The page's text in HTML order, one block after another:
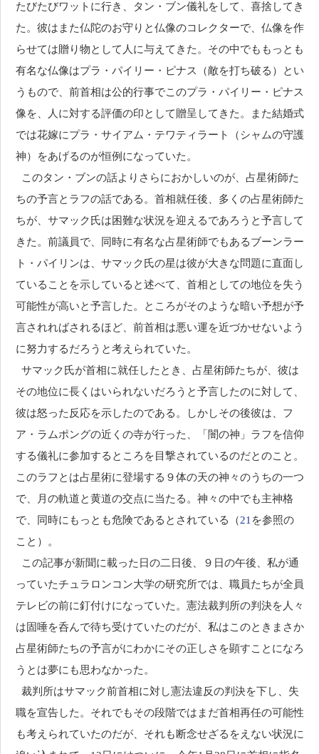
たびたびワットに行き、タン・ブン儀礼をして、喜捨してき
た。彼はまた仏陀のお守りと仏像のコレクターで、仏像を作
らせては贈り物として人に与えてきた。その中でももっとも
有名な仏像はプラ・パイリー・ピナス（敵を打ち破る）とい
うもので、前首相は公的行事でこのプラ・パイリー・ピナス
像を、人に対する評価の印として贈呈してきた。また結婚式
では花嫁にプラ・サイアム・テワティラート（シャムの守護
神）をあげるのが恒例になっていた。
このタン・ブンの話よりさらにおかしいのが、占星術師た
ちの予言とラフの話である。首相就任後、多くの占星術師た
ちが、サマック氏は困難な状況を迎えるであろうと予言して
きた。前議員で、同時に有名な占星術師でもあるブーンラー
ト・パイリンは、サマック氏の星は彼が大きな問題に直面し
ていることを示していると述べて、首相としての地位を失う
可能性が高いと予言した。ところがそのような暗い予想が予
言されればされるほど、前首相は悪い運を近づかせないよう
に努力するだろうと考えられていた。
サマック氏が首相に就任したとき、占星術師たちが、彼は
その地位に長くはいられないだろうと予言したのに対して、
彼は怒った反応を示したのである。しかしその後彼は、フ
ア・ラムポングの近くの寺が行った、「闇の神」ラフを信仰
する儀礼に参加するところを目撃されているのだとのこと。
このラフとは占星術に登場する９体の天の神々のうちの一つ
で、月の軌道と黄道の交点に当たる。神々の中でも主神格
で、同時にもっとも危険であるとされている（21 を参照の
こと）。
この記事が新聞に載った日の二日後、９日の午後、私が通
っていたチュラロンコン大学の研究所では、職員たちが全員
テレビの前に釘付けになっていた。憲法裁判所の判決を人々
は固唾を呑んで待ち受けていたのだが、私はこのときまさか
占星術師たちの予言がにわかにその正しさを顕すことになろ
うとは夢にも思わなかった。
裁判所はサマック前首相に対し憲法違反の判決を下し、失
職を宣告した。それでもその段階ではまだ首相再任の可能性
も考えられていたのだが、それも断念せざるをえない状況に